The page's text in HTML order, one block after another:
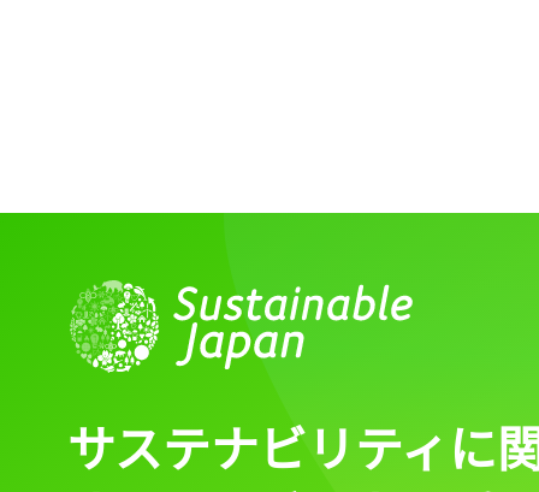
サステナビリティに